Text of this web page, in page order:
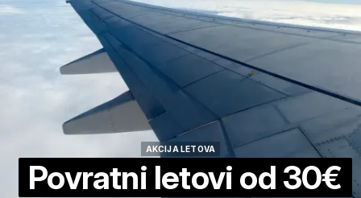
AKCIJA LETOVA
Povratni letovi od 30€